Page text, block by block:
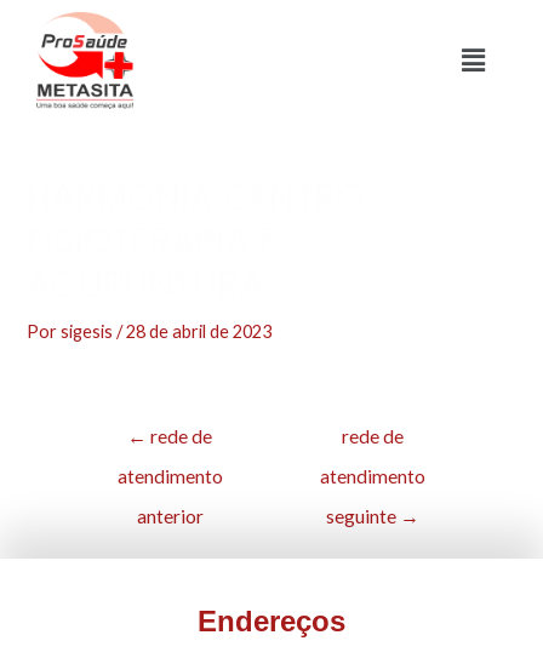
Porsigesis/28 de abril de 2023
← rede de
atendimento
anterior
rede de
atendimento
seguinte →
Endereços